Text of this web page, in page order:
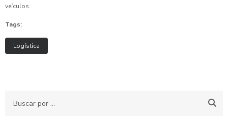
veículos.
Tags:
Logística